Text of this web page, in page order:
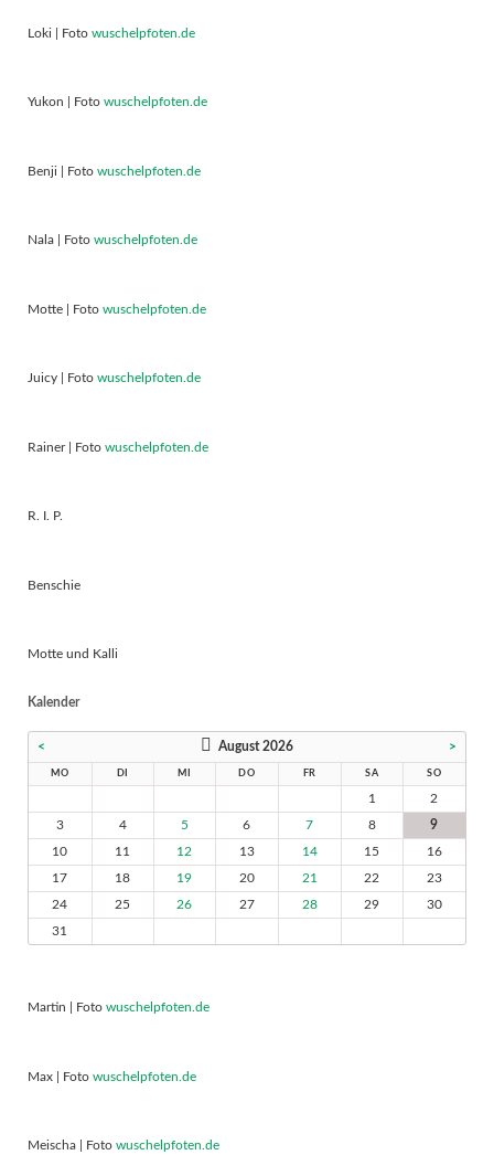
Loki | Foto wuschelpfoten.de
Yukon | Foto wuschelpfoten.de
Benji | Foto wuschelpfoten.de
Nala | Foto wuschelpfoten.de
Motte | Foto wuschelpfoten.de
Juicy | Foto wuschelpfoten.de
Rainer | Foto wuschelpfoten.de
R. I. P.
Benschie
Motte und Kalli
Kalender
< August 2026 >
MO DI MI DO FR SA SO
1
2
3
4 5 6 7 8
9
10
11 12 13 14 15
16
17
18 19 20 21 22
23
24
25 26 27 28 29
30
31
Martin | Foto wuschelpfoten.de
Max | Foto wuschelpfoten.de
Meischa | Foto wuschelpfoten.de